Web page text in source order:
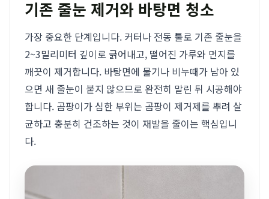
기존 줄눈 제거와 바탕면 청소
가장 중요한 단계입니다. 커터나 전동 툴로 기존 줄눈을
2~3밀리미터 깊이로 긁어내고, 떨어진 가루와 먼지를
깨끗이 제거합니다. 바탕면에 물기나 비누때가 남아 있
으면 새 줄눈이 붙지 않으므로 완전히 말린 뒤 시공해야
합니다. 곰팡이가 심한 부위는 곰팡이 제거제를 뿌려 살
균하고 충분히 건조하는 것이 재발을 줄이는 핵심입니
다.